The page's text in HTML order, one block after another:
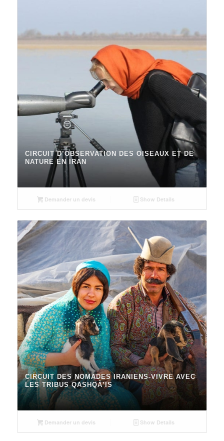
CIRCUIT D’OBSERVATION DES OISEAUX ET DE
NATURE EN IRAN
Demander un devis Show Details
CIRCUIT DES NOMADES IRANIENS-VIVRE AVEC
LES TRIBUS QASHQÂ’IS
Demander un devis Show Details